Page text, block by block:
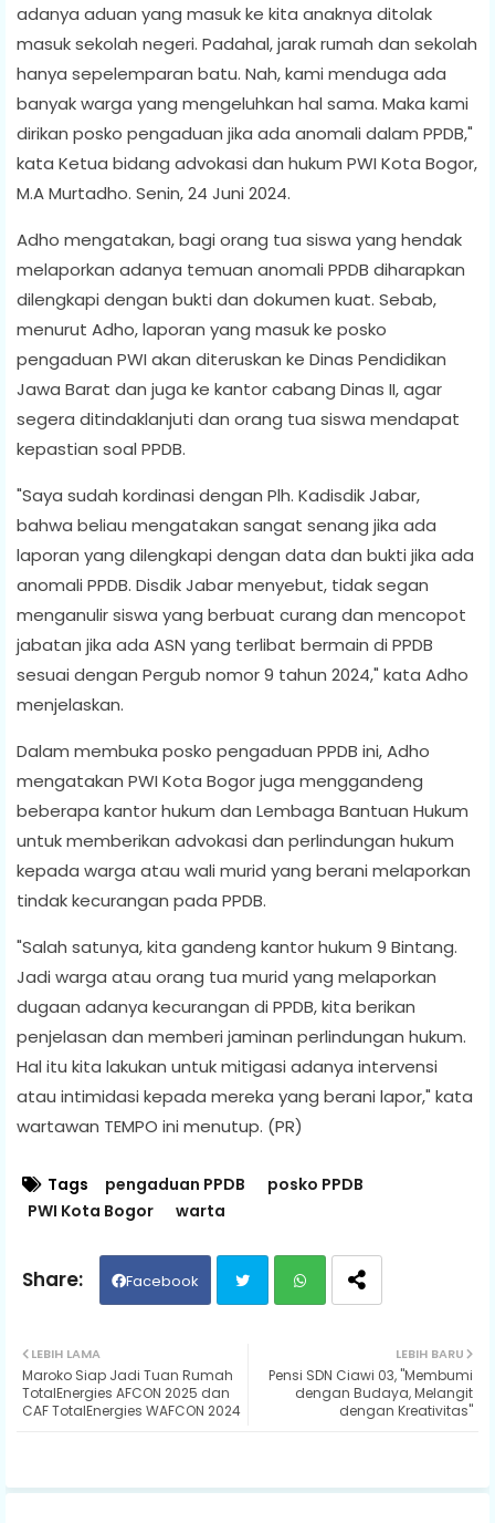
adanya aduan yang masuk ke kita anaknya ditolak
masuk sekolah negeri. Padahal, jarak rumah dan sekolah
hanya sepelemparan batu. Nah, kami menduga ada
banyak warga yang mengeluhkan hal sama. Maka kami
dirikan posko pengaduan jika ada anomali dalam PPDB,"
kata Ketua bidang advokasi dan hukum PWI Kota Bogor,
M.A Murtadho. Senin, 24 Juni 2024.
Adho mengatakan, bagi orang tua siswa yang hendak
melaporkan adanya temuan anomali PPDB diharapkan
dilengkapi dengan bukti dan dokumen kuat. Sebab,
menurut Adho, laporan yang masuk ke posko
pengaduan PWI akan diteruskan ke Dinas Pendidikan
Jawa Barat dan juga ke kantor cabang Dinas II, agar
segera ditindaklanjuti dan orang tua siswa mendapat
kepastian soal PPDB.
"Saya sudah kordinasi dengan Plh. Kadisdik Jabar,
bahwa beliau mengatakan sangat senang jika ada
laporan yang dilengkapi dengan data dan bukti jika ada
anomali PPDB. Disdik Jabar menyebut, tidak segan
menganulir siswa yang berbuat curang dan mencopot
jabatan jika ada ASN yang terlibat bermain di PPDB
sesuai dengan Pergub nomor 9 tahun 2024," kata Adho
menjelaskan.
Dalam membuka posko pengaduan PPDB ini, Adho
mengatakan PWI Kota Bogor juga menggandeng
beberapa kantor hukum dan Lembaga Bantuan Hukum
untuk memberikan advokasi dan perlindungan hukum
kepada warga atau wali murid yang berani melaporkan
tindak kecurangan pada PPDB.
"Salah satunya, kita gandeng kantor hukum 9 Bintang.
Jadi warga atau orang tua murid yang melaporkan
dugaan adanya kecurangan di PPDB, kita berikan
penjelasan dan memberi jaminan perlindungan hukum.
Hal itu kita lakukan untuk mitigasi adanya intervensi
atau intimidasi kepada mereka yang berani lapor," kata
wartawan TEMPO ini menutup. (PR)
Tags pengaduan PPDB
posko PPDB
PWI Kota Bogor
warta
Facebook
ats
LEBIH BARU
Pensi SDN Ciawi 03, "Membumi
dengan Budaya, Melangit
dengan Kreativitas"
LEBIH LAMA
Maroko Siap Jadi Tuan Rumah
TotalEnergies AFCON 2025 dan
CAF TotalEnergies WAFCON 2024